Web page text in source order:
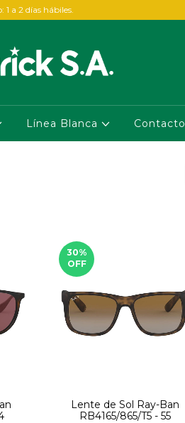
a 2 días hábiles.
Línea Blanca Contacto
30%
OFF
Lente de Sol Ray-Ban
RB4165/865/T5 - 55